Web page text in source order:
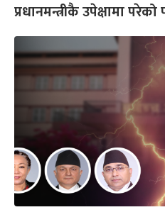
प्रधानमन्त्रीकै उपेक्षामा